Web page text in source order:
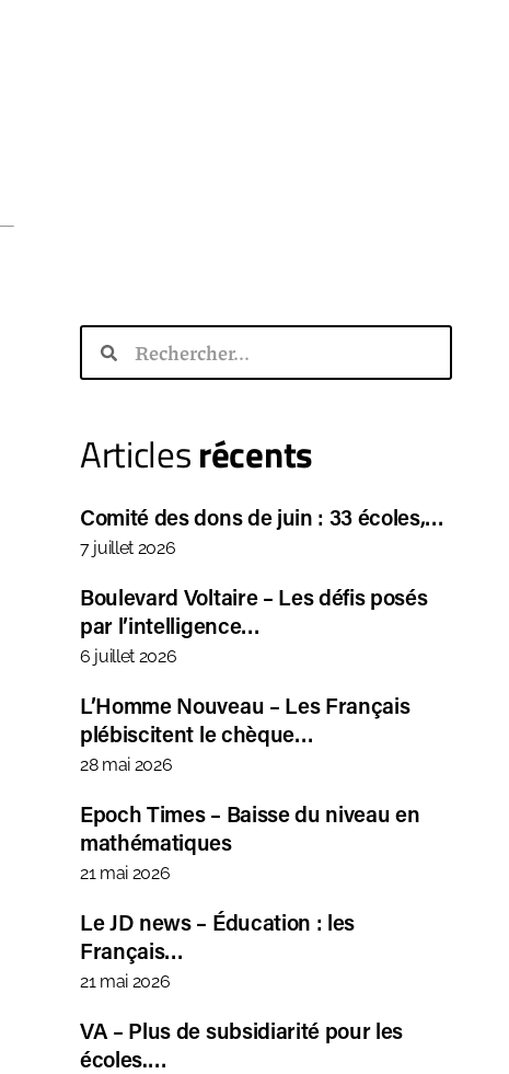
Articlesrécents
Comité des dons de juin : 33 écoles,…
7 juillet 2026
Boulevard Voltaire – Les défis posés
par l’intelligence…
6 juillet 2026
L’Homme Nouveau – Les Français
plébiscitent le chèque…
28 mai 2026
Epoch Times – Baisse du niveau en
mathématiques
21 mai 2026
Le JD news – Éducation : les
Français…
21 mai 2026
VA – Plus de subsidiarité pour les
écoles.…